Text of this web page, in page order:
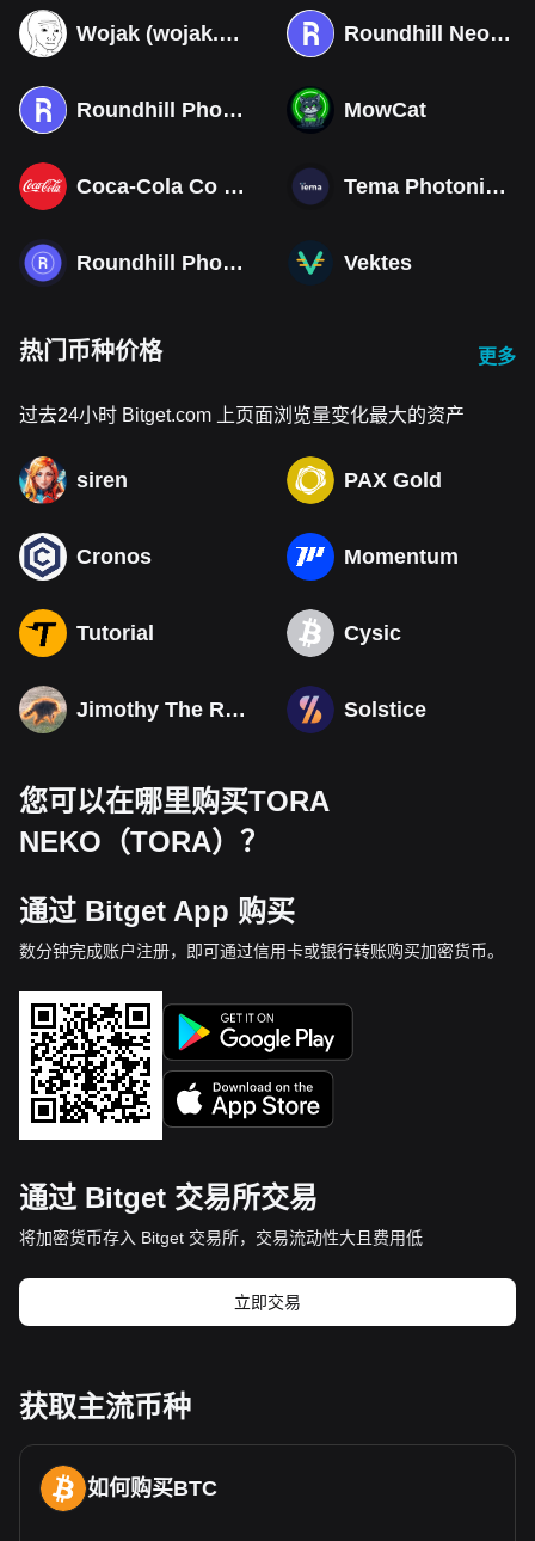
Wojak (wojak.art) Roundhill Neocloud ETF (Derivatives)
Roundhill Photonics & Optics ETF (Derivatives) MowCat
Coca-Cola Co (Derivatives) Tema Photonics & Optical ETF
Roundhill Photonics & Optics ETF Vektes
热门币种价格 更多
过去24小时 Bitget.com 上页面浏览量变化最大的资产
siren PAX Gold
Cronos Momentum
Tutorial Cysic
Jimothy The Raccoon Solstice
您可以在哪里购买TORA
NEKO（TORA）？
通过 Bitget App 购买
数分钟完成账户注册，即可通过信用卡或银行转账购买加密货币。
通过 Bitget 交易所交易
将加密货币存入 Bitget 交易所，交易流动性大且费用低
立即交易
获取主流币种
如何购买BTC